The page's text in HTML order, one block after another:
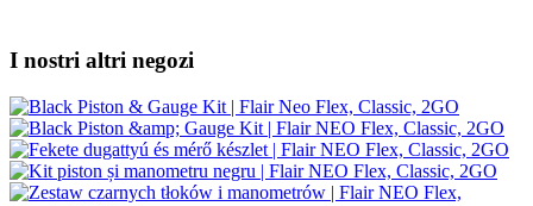
I nostri altri negozi